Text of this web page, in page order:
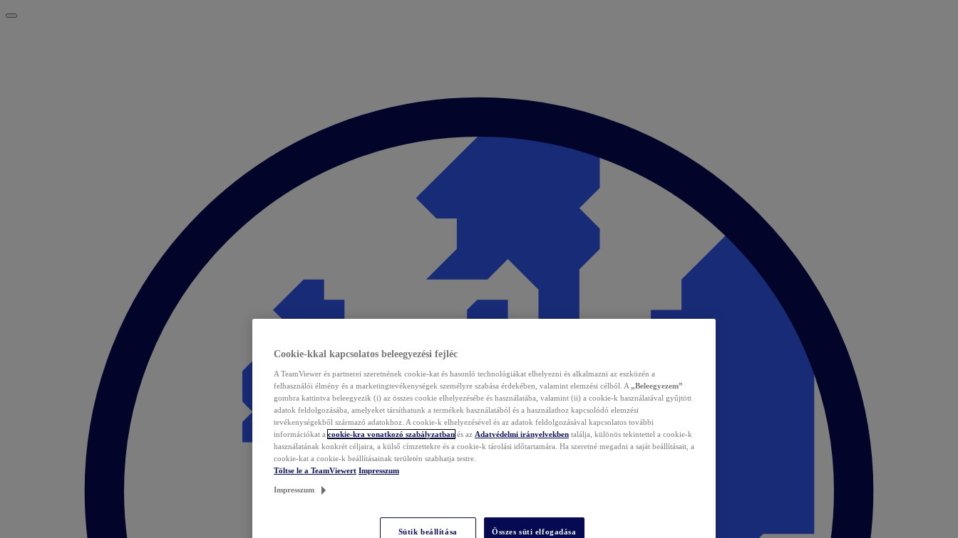
Cookie-kkal kapcsolatos beleegyezési fejléc
A TeamViewer és partnerei szeretnének cookie-kat és hasonló technológiákat elhelyezni és alkalmazni az eszközén a
felhasználói élmény és a marketingtevékenységek személyre szabása érdekében, valamint elemzési célból. A „Beleegyezem”
gombra kattintva beleegyezik (i) az összes cookie elhelyezésébe és használatába, valamint (ii) a cookie-k használatával gyűjtött
adatok feldolgozásába, amelyeket társíthatunk a termékek használatából és a használathoz kapcsolódó elemzési
tevékenységekből származó adatokhoz. A cookie-k elhelyezésével és az adatok feldolgozásával kapcsolatos további
információkat a cookie-kra vonatkozó szabályzatban és az Adatvédelmi irányelvekben találja, különös tekintettel a cookie-k
használatának konkrét céljaira, a külső címzettekre és a cookie-k tárolási időtartamára. Ha szeretné megadni a saját beállításait, a
cookie-kat a cookie-k beállításainak területén szabhatja testre.
Töltse le a TeamViewert Impresszum
Impresszum
Sütik beállítása Összes süti elfogadása